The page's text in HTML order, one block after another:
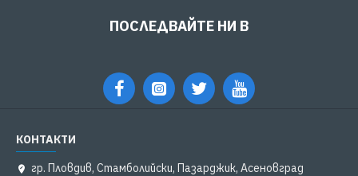
ПОСЛЕДВАЙТЕ НИ В
КОНТАКТИ
гр. Пловдив, Стамболийски, Пазарджик, Асеновград